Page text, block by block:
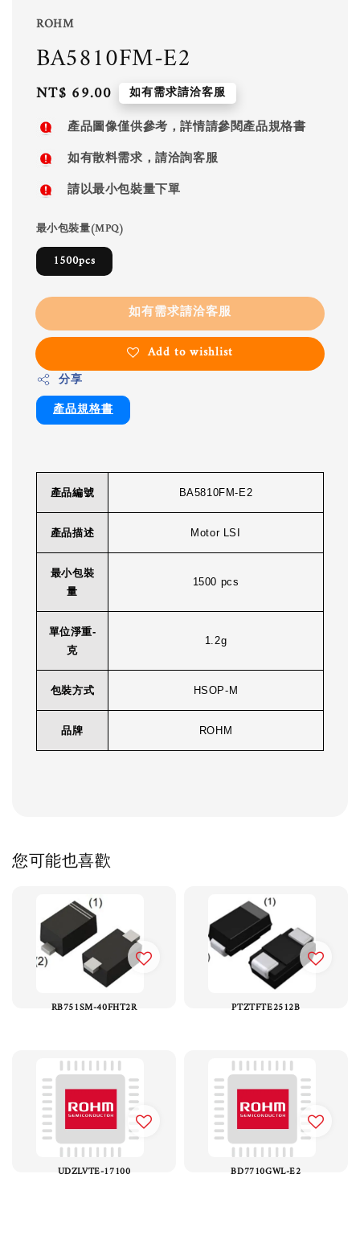
ROHM
BA5810FM-E2
Regular
price
NT$ 69.00 如有需求請洽客服
產品圖像僅供參考，詳情請參閱產品規格書
如有散料需求，請洽詢客服
請以最小包裝量下單
最小包裝量(MPQ)
1500pcs
如有需求請洽客服
Add to wishlist
分享
產品規格書
產品編號 BA5810FM-E2
產品描述 Motor LSI
最小包裝
量
1500 pcs
單位淨重-
克
1.2g
包裝方式 HSOP-M
品牌 ROHM
您可能也喜歡
RB751SM-40FHT2R PTZTFTE2512B
UDZLVTE-17100 BD7710GWL-E2